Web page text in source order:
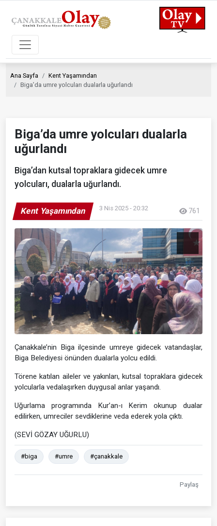
Ana Sayfa
Kent Yaşamından
Biga’da umre yolcuları dualarla uğurlandı
Biga’da umre yolcuları dualarla
uğurlandı
Biga’dan kutsal topraklara gidecek umre
yolcuları, dualarla uğurlandı.
Kent Yaşamından 3 Nis 2025 - 20:32 761
Çanakkale’nin Biga ilçesinde umreye gidecek vatandaşlar,
Biga Belediyesi önünden dualarla yolcu edildi.
Törene katılan aileler ve yakınları, kutsal topraklara gidecek
yolcularla vedalaşırken duygusal anlar yaşandı.
Uğurlama programında Kur’an-ı Kerim okunup dualar
edilirken, umreciler sevdiklerine veda ederek yola çıktı.
(SEVİ GÖZAY UĞURLU)
#biga #umre #çanakkale
Paylaş